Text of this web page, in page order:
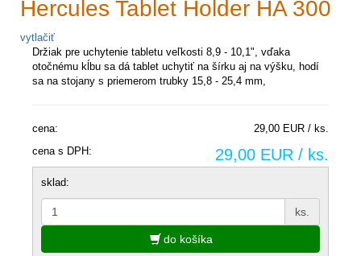
Hercules Tablet Holder HA 300
vytlačiť
Držiak pre uchytenie tabletu veľkosti 8,9 - 10,1", vďaka
otočnému kĺbu sa dá tablet uchytiť na šírku aj na výšku, hodí
sa na stojany s priemerom trubky 15,8 - 25,4 mm,
cena:
29,00 EUR / ks.
cena s DPH:
29,00 EUR / ks.
sklad:
ks.
do košíka